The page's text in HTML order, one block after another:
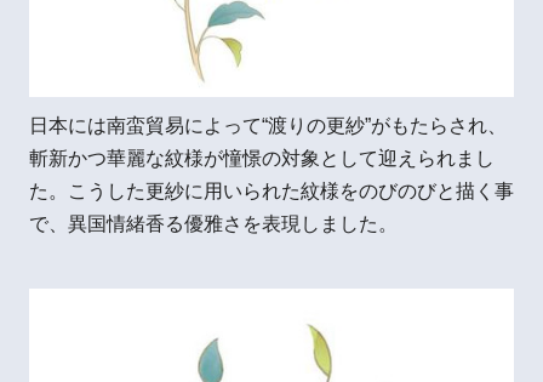
日本には南蛮貿易によって“渡りの更紗”がもたらされ、
斬新かつ華麗な紋様が憧憬の対象として迎えられまし
た。こうした更紗に用いられた紋様をのびのびと描く事
で、異国情緒香る優雅さを表現しました。